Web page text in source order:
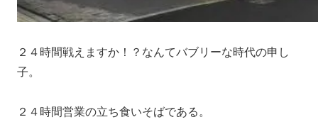
２４時間戦えますか！？なんてバブリーな時代の申し
子。
２４時間営業の立ち食いそばである。